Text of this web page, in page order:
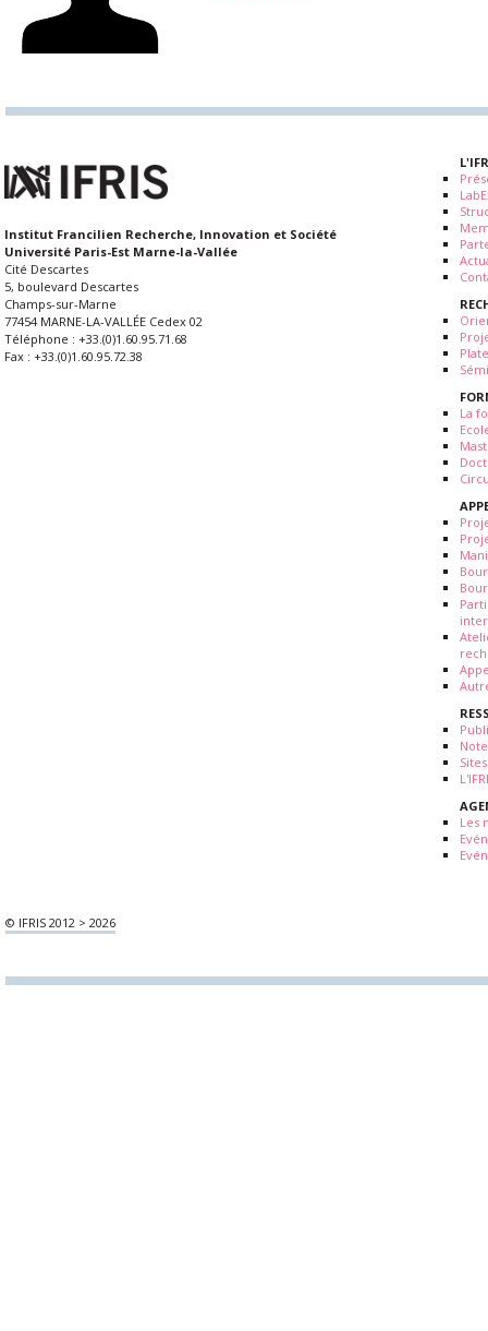
Institut Francilien Recherche, Innovation et Société
Université Paris-Est Marne-la-Vallée
Cité Descartes
5, boulevard Descartes
Champs-sur-Marne
77454 MARNE-LA-VALLÉE Cedex 02
Téléphone : +33.(0)1.60.95.71.68
Fax : +33.(0)1.60.95.72.38
La
Les
© IFRIS 2012 > 2026